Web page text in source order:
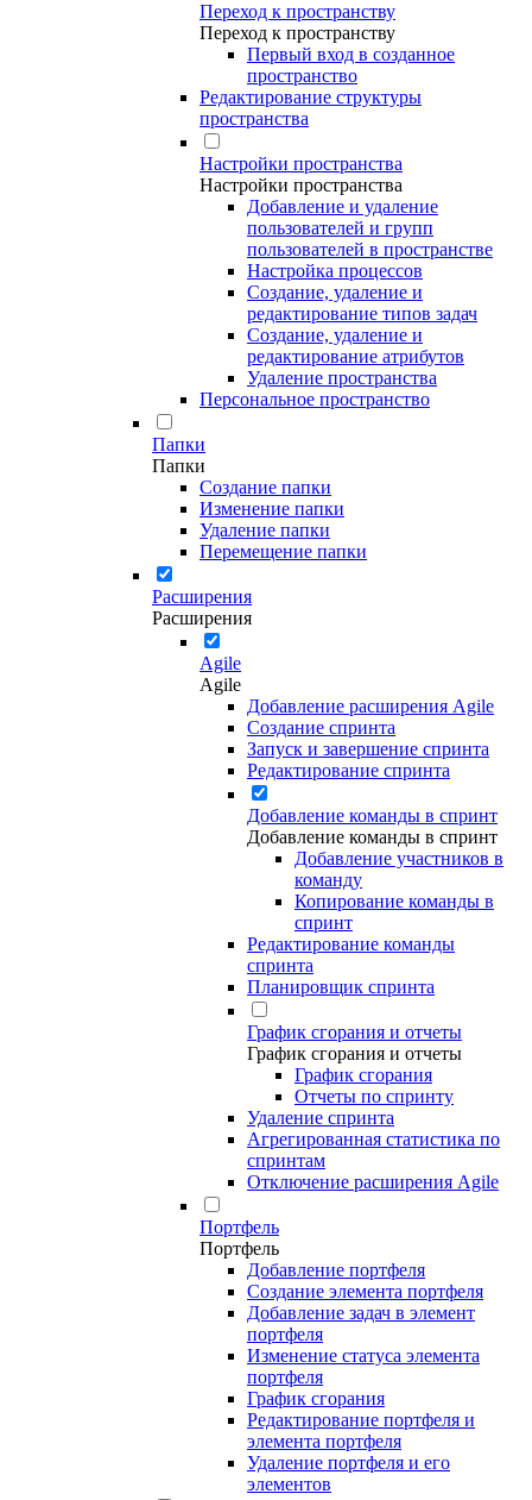
Переход к пространству
Переход к пространству
Первый вход в созданное
пространство
Редактирование структуры
пространства
Настройки пространства
Настройки пространства
Добавление и удаление
пользователей и групп
пользователей в пространстве
Настройка процессов
Создание, удаление и
редактирование типов задач
Создание, удаление и
редактирование атрибутов
Удаление пространства
Персональное пространство
Папки
Папки
Создание папки
Изменение папки
Удаление папки
Перемещение папки
Расширения
Расширения
Agile
Agile
Добавление расширения Agile
Создание спринта
Запуск и завершение спринта
Редактирование спринта
Добавление команды в спринт
Добавление команды в спринт
Добавление участников в
команду
Копирование команды в
спринт
Редактирование команды
спринта
Планировщик спринта
График сгорания и отчеты
График сгорания и отчеты
График сгорания
Отчеты по спринту
Удаление спринта
Агрегированная статистика по
спринтам
Отключение расширения Agile
Портфель
Портфель
Добавление портфеля
Создание элемента портфеля
Добавление задач в элемент
портфеля
Изменение статуса элемента
портфеля
График сгорания
Редактирование портфеля и
элемента портфеля
Удаление портфеля и его
элементов